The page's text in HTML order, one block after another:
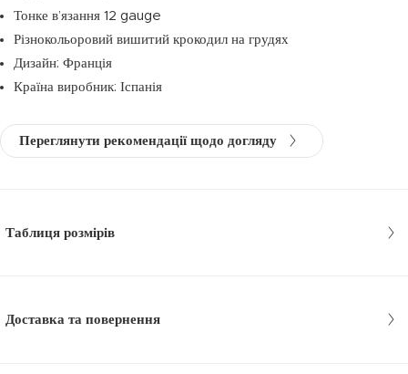
Тонке в’язання 12 gauge
Різнокольоровий вишитий крокодил на грудях
Дизайн: Франція
Країна виробник: Іспанія
Переглянути рекомендації щодо догляду
Таблиця розмірів
Доставка та повернення